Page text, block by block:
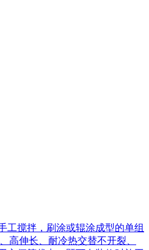
工搅拌，刷涂或辊涂成型的单组
高伸长、耐冷热交替不开裂、